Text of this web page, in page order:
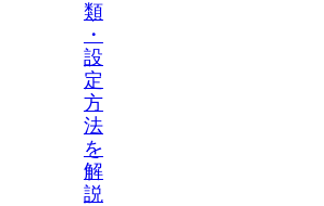
類
・
設
定
方
法
を
解
説